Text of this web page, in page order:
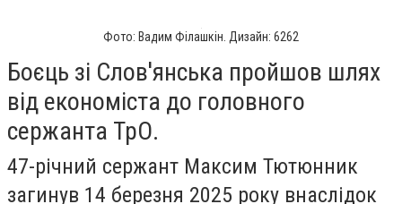
Фото: Вадим Філашкін. Дизайн: 6262
Боєць зі Слов'янська пройшов шлях
від економіста до головного
сержанта ТрО.
47-річний сержант Максим Тютюнник
загинув 14 березня 2025 року внаслідок